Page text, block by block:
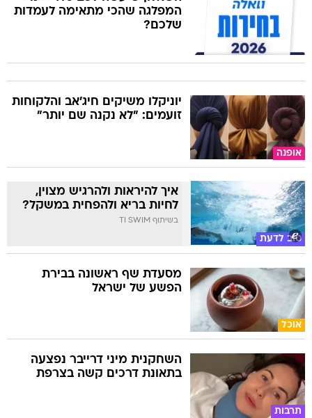
המפלגה שהכי מתאימה לעמדות
שלכם?
אופנה
יוניקלו משיקים חיג'אב והלקוחות
זועמים: "לא נקנה שם יותר"
טוב לדעת
איך להיראות ולהרגיש מצוין,
לחיות בריא ולהפחית במשקל?
בשיתוף TI SWIM
אוכל
מסעדת שף ראשונה בבירת
הפשע של ישראל
תרבות
השחקנית מיני דרייבר נפצעה
בתאונת דרכים קשה בצרפת